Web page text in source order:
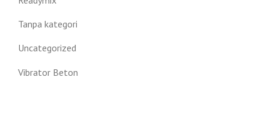
Tanpa kategori
Uncategorized
Vibrator Beton